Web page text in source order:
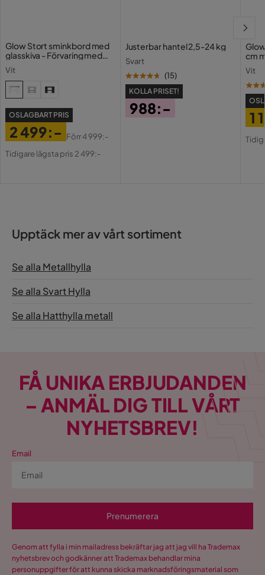
Glow Stort sminkbord med
glasskiva - Förvaring med
Vit
OSLAGBART PRIS
Pris
2 499:-
Original
Förr4 999:-
Tidigare lägsta pris 2 499:-
Justerbar hantel 2,5-24 kg
Svart
(15)
KOLLA PRISET!
988:-
cm
Vit
1
Upptäck mer av vårt sortiment
Se alla Metallhylla
Se alla Svart Hylla
Se alla Hatthylla metall
FÅ UNIKA ERBJUDANDEN
– ANMÄL DIG TILL VÅRT
NYHETSBREV!
Email
Prenumerera
Genom att fylla i min mailadress bekräftar jag att jag vill ha Trademax
nyhetsbrev och godkänner att Trademax behandlar mina
personuppgifter för att kunna skicka marknadsföringsmaterial som